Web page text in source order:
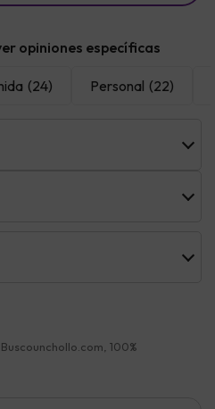
opiniones específicas
(24) Personal (22)
100%